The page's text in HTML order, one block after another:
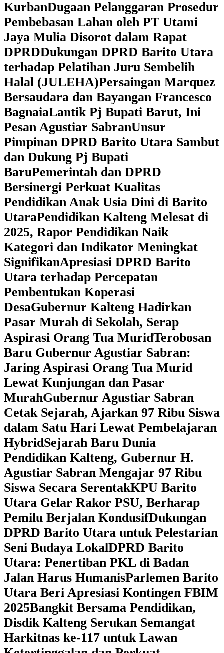
KurbanDugaan Pelanggaran Prosedur
Pembebasan Lahan oleh PT Utami
Jaya Mulia Disorot dalam Rapat
DPRDDukungan DPRD Barito Utara
terhadap Pelatihan Juru Sembelih
Halal (JULEHA)Persaingan Marquez
Bersaudara dan Bayangan Francesco
BagnaiaLantik Pj Bupati Barut, Ini
Pesan Agustiar SabranUnsur
Pimpinan DPRD Barito Utara Sambut
dan Dukung Pj Bupati
BaruPemerintah dan DPRD
Bersinergi Perkuat Kualitas
Pendidikan Anak Usia Dini di Barito
Utara‎Pendidikan Kalteng Melesat di
2025, Rapor Pendidikan Naik
Kategori dan Indikator Meningkat
SignifikanApresiasi DPRD Barito
Utara terhadap Percepatan
Pembentukan Koperasi
Desa‎Gubernur Kalteng Hadirkan
Pasar Murah di Sekolah, Serap
Aspirasi Orang Tua Murid‎Terobosan
Baru Gubernur Agustiar Sabran:
Jaring Aspirasi Orang Tua Murid
Lewat Kunjungan dan Pasar
MurahGubernur Agustiar Sabran
Cetak Sejarah, Ajarkan 97 Ribu Siswa
dalam Satu Hari Lewat Pembelajaran
HybridSejarah Baru Dunia
Pendidikan Kalteng, Gubernur H.
Agustiar Sabran Mengajar 97 Ribu
Siswa Secara SerentakKPU Barito
Utara Gelar Rakor PSU, Berharap
Pemilu Berjalan KondusifDukungan
DPRD Barito Utara untuk Pelestarian
Seni Budaya LokalDPRD Barito
Utara: Penertiban PKL di Badan
Jalan Harus HumanisParlemen Barito
Utara Beri Apresiasi Kontingen FBIM
2025‎Bangkit Bersama Pendidikan,
Disdik Kalteng Serukan Semangat
Harkitnas ke-117 untuk Lawan